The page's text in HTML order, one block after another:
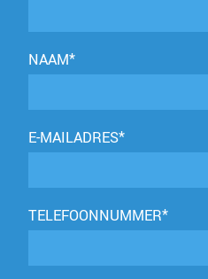
NAAM*
E-MAILADRES*
TELEFOONNUMMER*